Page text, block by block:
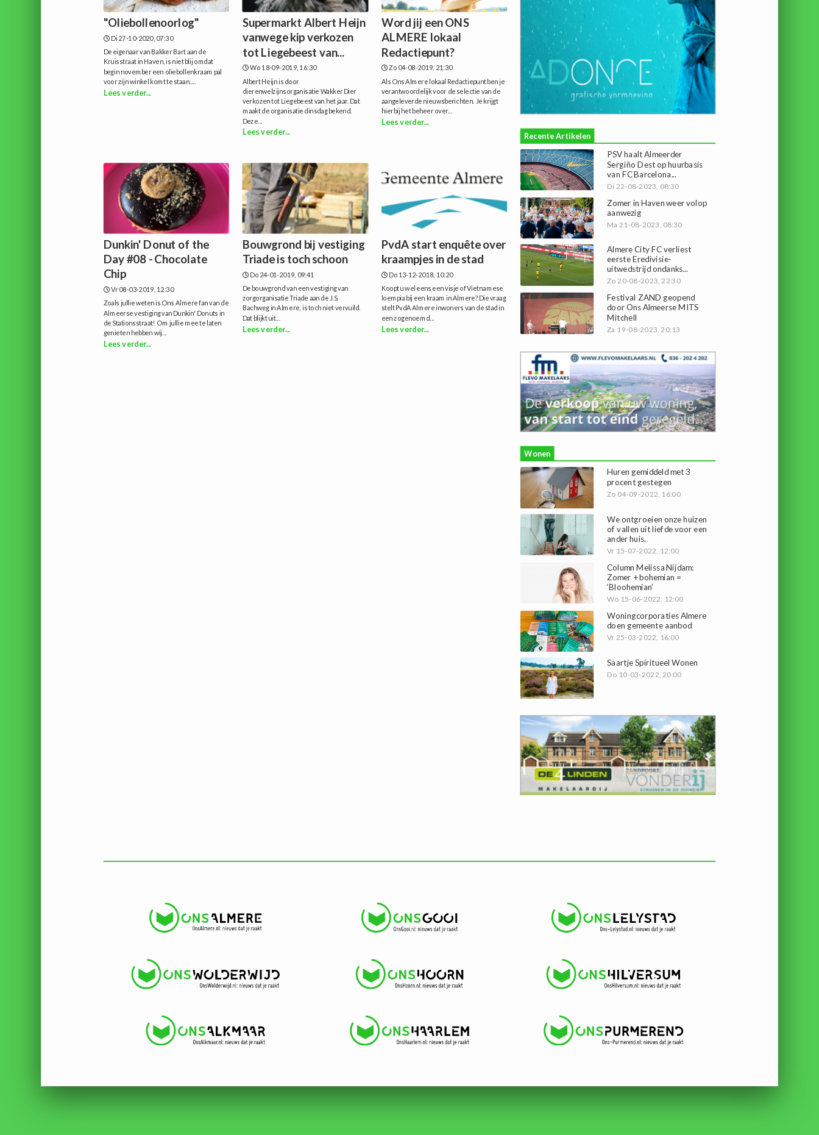
"Oliebollenoorlog"
Di 27-10-2020, 07:30
De eigenaar van Bakker Bart aan de
Kruisstraat in Haven, is niet blij omdat
begin november een oliebollenkraam pal
voor zijn winkel komt te staan....
Lees verder...
Supermarkt Albert Heijn
vanwege kip verkozen
tot Liegebeest van...
Wo 18-09-2019, 16:30
Albert Heijn is door
dierenwelzijnsorganisatie Wakker Dier
verkozen tot Liegebeest van het jaar. Dat
maakt de organisatie dinsdag bekend.
Deze...
Lees verder...
Word jij een ONS
ALMERE lokaal
Redactiepunt?
Zo 04-08-2019, 21:30
Als Ons Almere lokaal Redactiepunt ben je
verantwoordelijk voor de selectie van de
aangeleverde nieuwsberichten. Je krijgt
hierbij het beheer over...
Lees verder...
Dunkin' Donut of the
Day #08 - Chocolate
Chip
Vr 08-03-2019, 12:30
Zoals jullie weten is Ons Almere fan van de
Almeerse vestiging van Dunkin' Donuts in
de Stationsstraat! Om jullie mee te laten
genieten hebben wij...
Lees verder...
Bouwgrond bij vestiging
Triade is toch schoon
Do 24-01-2019, 09:41
De bouwgrond van een vestiging van
zorgorganisatie Triade aan de J.S.
Bachweg in Almere, is toch niet vervuild.
Dat blijkt uit...
Lees verder...
PvdA start enquête over
kraampjes in de stad
Do 13-12-2018, 10:20
Koopt u wel eens een visje of Vietnamese
loempia bij een kraam in Almere? Die vraag
stelt PvdA Almere inwoners van de stad in
een zogenoemd...
Lees verder...
Recente Artikelen
PSV haalt Almeerder
Sergiño Dest op huurbasis
van FC Barcelona...
Di 22-08-2023, 08:30
Zomer in Haven weer volop
aanwezig
Ma 21-08-2023, 08:30
Almere City FC verliest
eerste Eredivisie-
uitwedstrijd ondanks...
Zo 20-08-2023, 22:30
Festival ZAND geopend
door Ons Almeerse MITS
Mitchell
Za 19-08-2023, 20:13
Wonen
Huren gemiddeld met 3
procent gestegen
Zo 04-09-2022, 16:00
We ontgroeien onze huizen
of vallen uit liefde voor een
ander huis.
Vr 15-07-2022, 12:00
Column Melissa Nijdam:
Zomer + bohemian =
‘Bloohemian’
Wo 15-06-2022, 12:00
Woningcorporaties Almere
doen gemeente aanbod
Vr 25-03-2022, 16:00
Saartje Spiritueel Wonen
Do 10-03-2022, 20:00